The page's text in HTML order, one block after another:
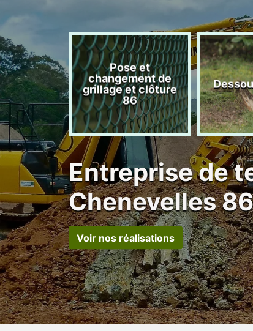
Pose et
changement de
grillage et clôture
86
Entreprise de
Chenevelles
Voir nos réalisations